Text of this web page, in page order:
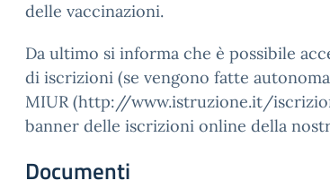
delle vaccinazioni.
Da ultimo si informa che è possibile
di iscrizioni (se vengono fatte
MIUR (http://www.istruzione.it/
banner delle iscrizioni online della
Documenti